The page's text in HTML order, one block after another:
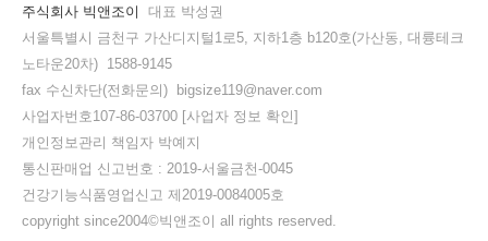
주식회사 빅앤조이
대표 박성권
서울특별시 금천구 가산디지털1로5, 지하1층 b120호(가산동, 대륭테크
노타운20차) 1588-9145
fax 수신차단(전화문의) bigsize119@naver.com
사업자번호107-86-03700 [사업자 정보 확인]
개인정보관리 책임자 박예지
통신판매업 신고번호 : 2019-서울금천-0045
건강기능식품영업신고 제2019-0084005호
copyright since2004©빅앤조이 all rights reserved.